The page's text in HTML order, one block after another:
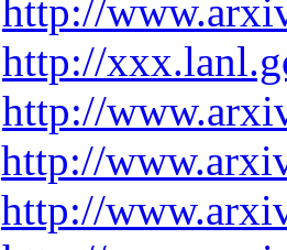
http://
http://
http://
http://
http://